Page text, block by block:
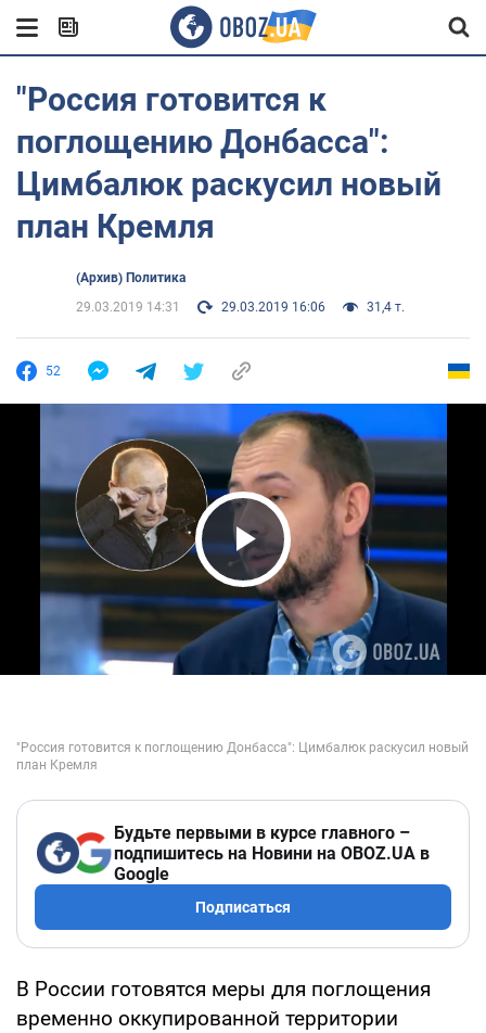
"Россия готовится к
поглощению Донбасса":
Цимбалюк раскусил новый
план Кремля
(Архив) Политика
29.03.2019 14:31
29.03.2019 16:06 31,4 т.
52
Play Video
Будьте первыми в курсе главного –
подпишитесь на Новини на OBOZ.UA в
Google
Подписаться
В России готовятся меры для поглощения
временно оккупированной территории